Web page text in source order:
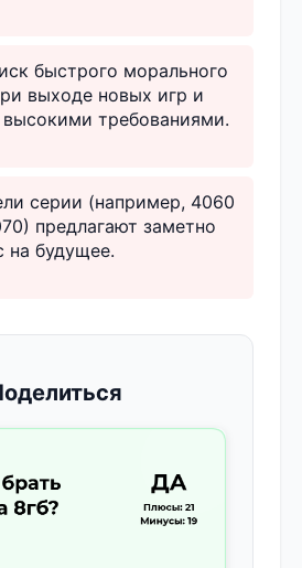
быстрого морального
выходе новых игр и
требованиями.
серии (например, 4060
предлагают заметно
на будущее.